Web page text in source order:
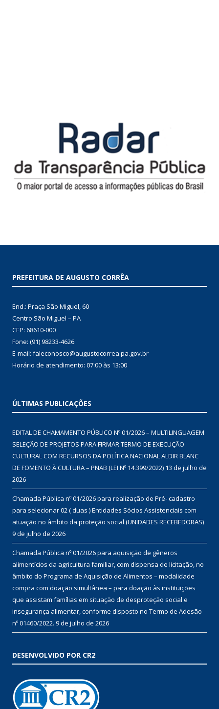
PREFEITURA DE AUGUSTO CORRÊA
End.: Praça São Miguel, 60
Centro São Miguel – PA
CEP: 68610-000
Fone: (91) 98233-4626
E-mail: faleconosco@augustocorrea.pa.gov.br
Horário de atendimento: 07:00 às 13:00
ÚLTIMAS PUBLICAÇÕES
EDITAL DE CHAMAMENTO PÚBLICO Nº 01/2026 – MULTILINGUAGEM
SELEÇÃO DE PROJETOS PARA FIRMAR TERMO DE EXECUÇÃO
CULTURAL COM RECURSOS DA POLÍTICA NACIONAL ALDIR BLANC
DE FOMENTO À CULTURA – PNAB (LEI Nº 14.399/2022) 13 de julho de
2026
Chamada Pública nº 01/2026 para realização de Pré- cadastro
para selecionar 02 ( duas ) Entidades Sócios Assistenciais com
atuação no âmbito da proteção social (UNIDADES RECEBEDORAS)
9 de julho de 2026
Chamada Pública nº 01/2026 para aquisição de gêneros
alimentícios da agricultura familiar, com dispensa de licitação, no
âmbito do Programa de Aquisição de Alimentos – modalidade
compra com doação simultânea – para doação às instituições
que assistam famílias em situação de desproteção social e
insegurança alimentar, conforme disposto no Termo de Adesão
nº 01460/2022. 9 de julho de 2026
DESENVOLVIDO POR CR2